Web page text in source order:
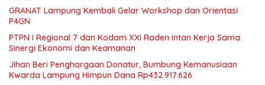
GRANAT Lampung Kembali Gelar Workshop dan Orientasi
P4GN
PTPN I Regional 7 dan Kodam XXI Raden Intan Kerja Sama
Sinergi Ekonomi dan Keamanan
Jihan Beri Penghargaan Donatur, Bumbung Kemanusiaan
Kwarda Lampung Himpun Dana Rp432.917.626